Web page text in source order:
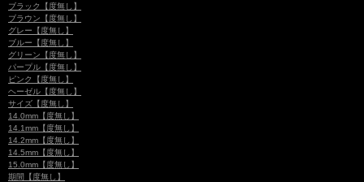
ブラック【度無し】
ブラウン【度無し】
グレー【度無し】
ブルー【度無し】
グリーン【度無し】
パープル【度無し】
ピンク【度無し】
ヘーゼル【度無し】
サイズ【度無し】
14.0mm【度無し】
14.1mm【度無し】
14.2mm【度無し】
14.5mm【度無し】
15.0mm【度無し】
期間【度無し】